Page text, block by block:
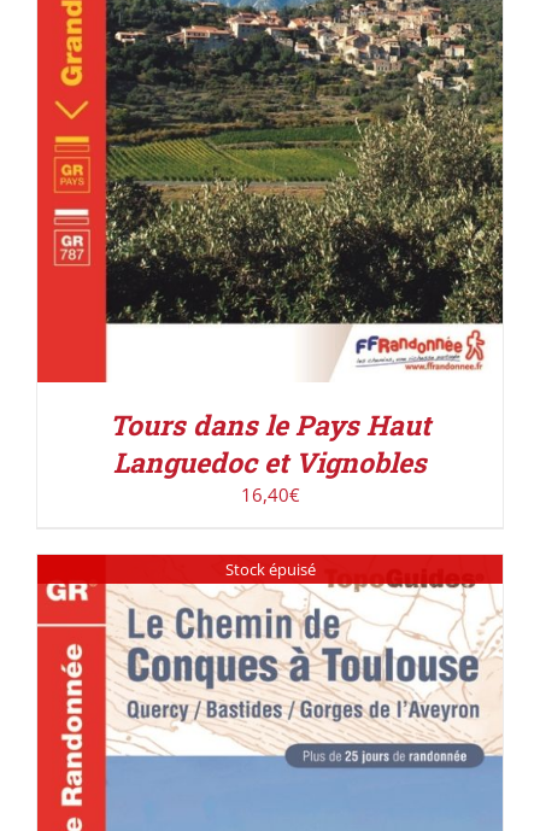
ACHETER LE PRODUIT / DÉTAILS
Tours dans le Pays Haut
Languedoc et Vignobles
16,40€
Stock épuisé